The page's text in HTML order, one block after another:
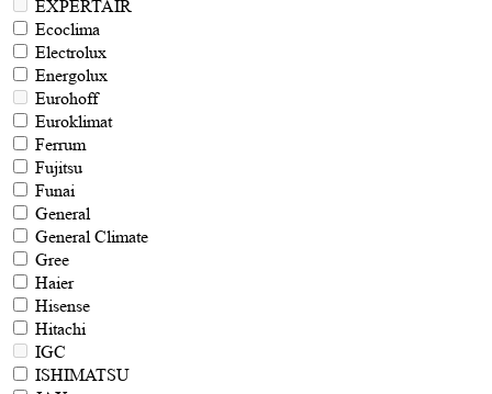
EXPERTAIR
Ecoclima
Electrolux
Energolux
Eurohoff
Euroklimat
Ferrum
Fujitsu
Funai
General
General Climate
Gree
Haier
Hisense
Hitachi
IGC
ISHIMATSU